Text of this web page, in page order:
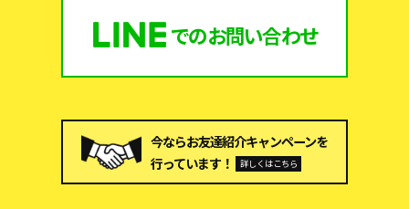
でのお問い合わせ
今ならお友達紹介キャンペーンを
行っています！
詳しくはこちら